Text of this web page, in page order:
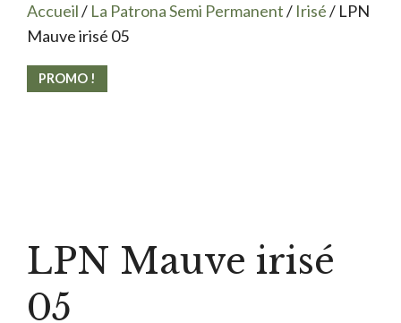
Accueil/ La Patrona Semi Permanent/ Irisé/ LPN
Mauve irisé 05
PROMO !
LPN Mauve irisé
05